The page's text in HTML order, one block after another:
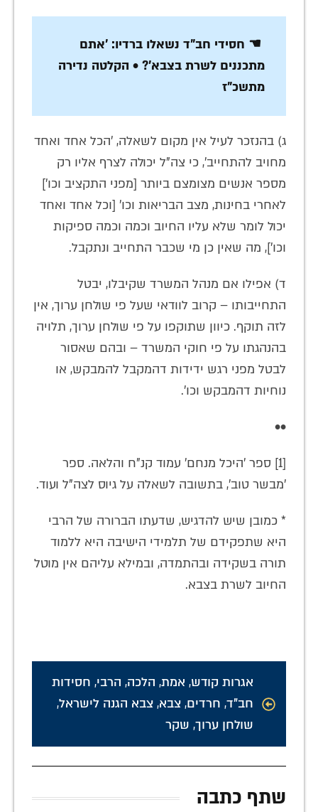
☚ חסידי חב"ד נשאלו ברדיו: 'אתם
מתכננים לשרת בצבא'? • הקלטה נדירה
מתשכ"ז
ג) בהנזכר לעיל אין מקום לשאלה, 'הכל אחד ואחד
מחויב להתחייב', כי צה"ל יכולה לצרף אליו רק
מספר אנשים מצומצם ביותר [מפני התקציב וכו']
לאחרי בחינות, מצב הבריאות וכו' [וכל אחד ואחד
יכול לומר שלא עליו החיוב וכמה וכמה ספיקות
וכו'], מה שאין כן מי שכבר התחייב ונתקבל.
ד) אפילו אם מנהל המשרד שקיבלו, יבטל
התחייבותו – קרוב לוודאי שעל פי שולחן ערוך, אין
לזה תוקף. כיוון שתוקפו על פי שולחן ערוך, תלויה
בהנהגתו על פי חוקי המשרד – ובהם שאסור
לבטל מפני רגש ידידות דהמקבל להמבקש, או
נוחיות דהמבקש וכו'.
••
[1] ספר 'היכל מנחם' עמוד קנ"ח והלאה. ספר
'מבשר טוב', בתשובה לשאלה על גיוס לצה"ל ועוד.
* כמובן שיש להדגיש, שדעתו הברורה של הרבי
היא שתפקידם של תלמידי הישיבה היא ללמוד
תורה בשקידה ובהתמדה, ובמילא עליהם אין מוטל
החיוב לשרת בצבא.
אגרות קודש, אמת, הלכה, הרבי, חסידות
חב"ד, חרדים, צבא, צבא הגנה לישראל,
שולחן ערוך, שקר
שתף כתבה